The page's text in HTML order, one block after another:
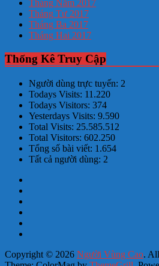
Tháng Năm 2017
Tháng Tư 2017
Tháng Ba 2017
Tháng Hai 2017
Thống Kê Truy Cập
Người dùng trực tuyến: 2
Todays Visits: 11.220
Todays Visitors: 374
Yesterdays Visits: 9.590
Total Visits: 25.585.512
Total Visitors: 602.250
Tổng số bài viết: 1.654
Tất cả người dùng: 2
Copyright © 2026 Người Vùng Cao.